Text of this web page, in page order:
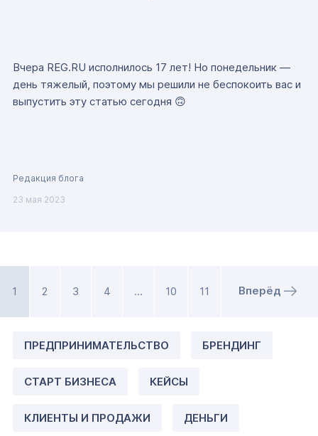
Вчера REG.RU исполнилось 17 лет! Но понедельник —
день тяжелый, поэтому мы решили не беспокоить вас и
выпустить эту статью сегодня 🙃
Редакция блога
23 мая 2023
1 2 3 4 … 10 11 Вперёд
ПРЕДПРИНИМАТЕЛЬСТВО БРЕНДИНГ
СТАРТ БИЗНЕСА КЕЙСЫ
КЛИЕНТЫ И ПРОДАЖИ ДЕНЬГИ